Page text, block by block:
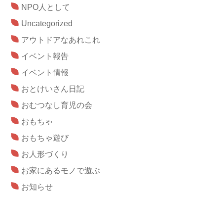
NPO人として
Uncategorized
アウトドアなあれこれ
イベント報告
イベント情報
おとけいさん日記
おむつなし育児の会
おもちゃ
おもちゃ遊び
お人形づくり
お家にあるモノで遊ぶ
お知らせ